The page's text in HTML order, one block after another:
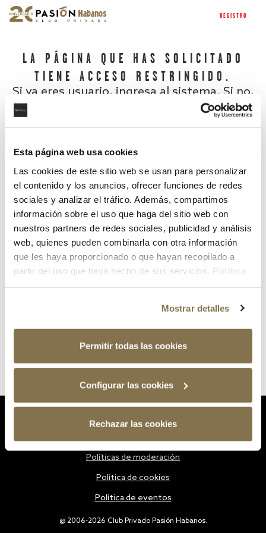
Esta página web usa cookies
Las cookies de este sitio web se usan para personalizar
el contenido y los anuncios, ofrecer funciones de redes
sociales y analizar el tráfico. Además, compartimos
información sobre el uso que haga del sitio web con
nuestros partners de redes sociales, publicidad y análisis
web, quienes pueden combinarla con otra información
que les haya proporcionado o que hayan recopilado a
partir del uso que haya hecho de sus servicios. Política
Mostrar detalles
Permitir todas las cookies
Configurar las cookies
Rechazar las cookies
REGISTRO
LA PÁGINA QUE HAS SOLICITADO
TIENE ACCESO RESTRINGIDO.
Si ya eres usuario, ingresa al sistema. Si no,
¿Has olvidado tu contraseña?
@ 2006-2026 Club Privado Pasión Habanos.
Políticas de moderación
Política de cookies
Política de eventos